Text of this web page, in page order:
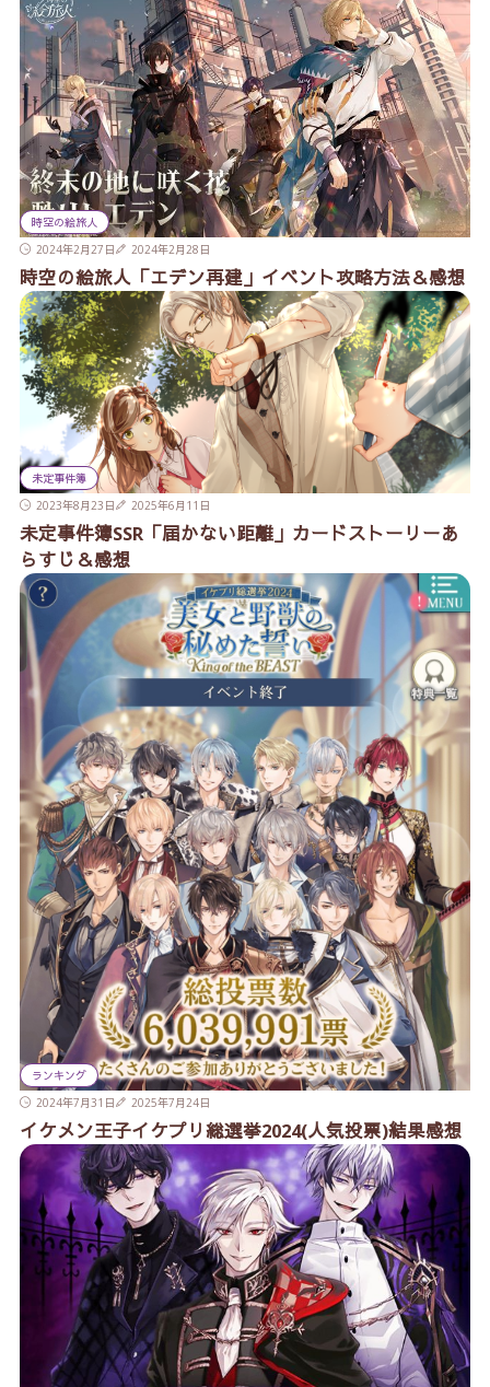
時空の絵旅人
2024年2月27日
2024年2月28日
時空の絵旅人「エデン再建」イベント攻略方法＆感想
未定事件簿
2023年8月23日
2025年6月11日
未定事件簿SSR「届かない距離」カードストーリーあ
らすじ＆感想
ランキング
2024年7月31日
2025年7月24日
イケメン王子イケプリ総選挙2024(人気投票)結果感想